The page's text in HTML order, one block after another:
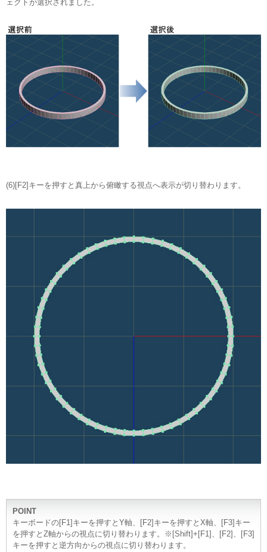
ェクトが選択されました。
(6)[F2]キーを押すと真上から俯瞰する視点へ表示が切り替わります。
POINT
キーボードの[F1]キーを押すとY軸、[F2]キーを押すとX軸、[F3]キー
を押すとZ軸からの視点に切り替わります。※[Shift]+[F1]、[F2]、[F3]
キーを押すと逆方向からの視点に切り替わります。